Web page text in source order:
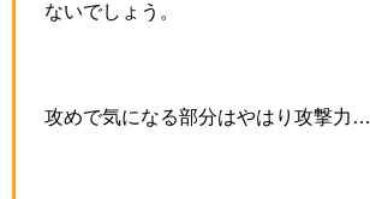
ないでしょう。
攻めで気になる部分はやはり攻撃力…